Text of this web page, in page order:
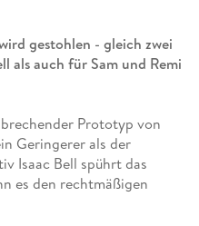
gestohlen - gleich zwei
als auch für Sam und Remi
Prototyp von
Geringerer als der
Isaac Bell spührt das
es den rechtmäßigen